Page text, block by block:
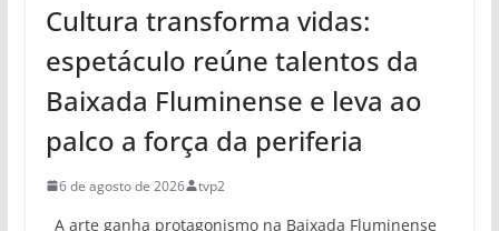
Cultura transforma vidas:
espetáculo reúne talentos da
Baixada Fluminense e leva ao
palco a força da periferia
6 de agosto de 2026 tvp2
A arte ganha protagonismo na Baixada Fluminense